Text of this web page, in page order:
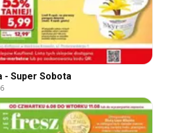
- Super Sobota